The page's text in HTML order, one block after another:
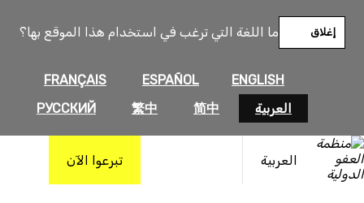
ما اللغة التي ترغب في استخدام هذا الموقع بها؟
ENGLISH
ESPAÑOL
FRANÇAIS
العربية
简中
繁中
РУССКИЙ
إغلاق
العربية تبرعوا الآن
المحتوى